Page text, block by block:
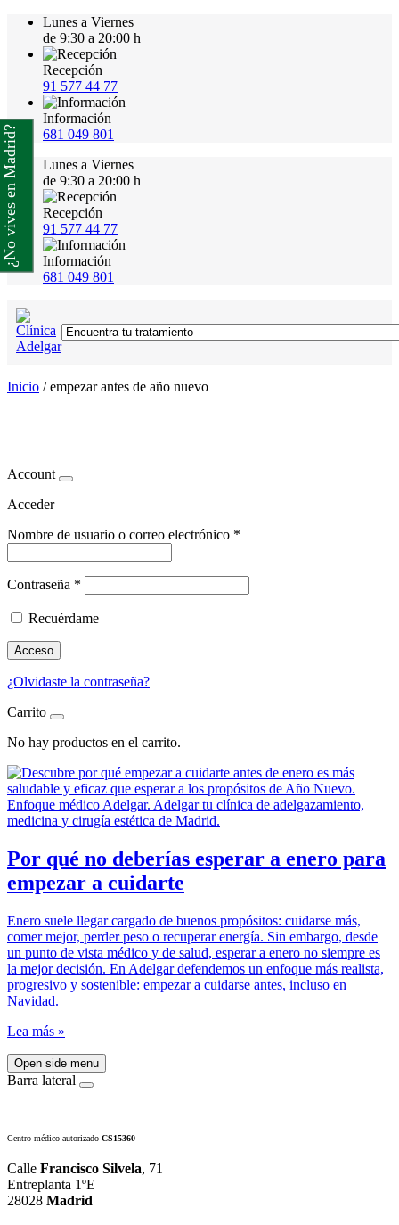
Lunes a Viernes
de 9:30 a 20:00 h
Recepción
91 577 44 77
Información
681 049 801
Lunes a Viernes
de 9:30 a 20:00 h
Recepción
91 577 44 77
Información
681 049 801
Inicio /empezar antes de año nuevo
Account
Acceder
Nombre de usuario o correo electrónico *
Contraseña *
Recuérdame
Acceso
¿Olvidaste la contraseña?
Carrito
No hay productos en el carrito.
Por qué no deberías esperar a enero para
empezar a cuidarte
Enero suele llegar cargado de buenos propósitos: cuidarse más,
comer mejor, perder peso o recuperar energía. Sin embargo, desde
un punto de vista médico y de salud, esperar a enero no siempre es
la mejor decisión. En Adelgar defendemos un enfoque más realista,
progresivo y sostenible: empezar a cuidarse antes, incluso en
Navidad.
Lea más »
Open side menu
Barra lateral
Centro médico autorizado CS15360
Calle Francisco Silvela, 71
Entreplanta 1ºE
28028 Madrid
¿No vives en Madrid?